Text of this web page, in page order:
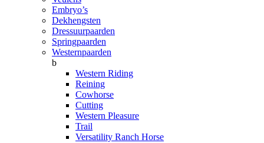
Embryo’s
Dekhengsten
Dressuurpaarden
Springpaarden
Westernpaarden
b
Western Riding
Reining
Cowhorse
Cutting
Western Pleasure
Trail
Versatility Ranch Horse